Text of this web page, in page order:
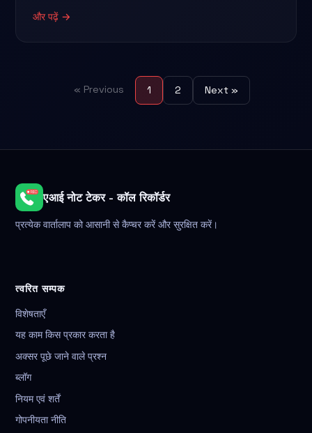
और पढ़ें →
« Previous 1 2 Next »
एआई नोट टेकर - कॉल रिकॉर्डर
प्रत्येक वार्तालाप को आसानी से कैप्चर करें और सुरक्षित करें।
त्वरित सम्पक
विशेषताएँ
यह काम किस प्रकार करता है
अक्सर पूछे जाने वाले प्रश्न
ब्लॉग
नियम एवं शर्तें
गोपनीयता नीति